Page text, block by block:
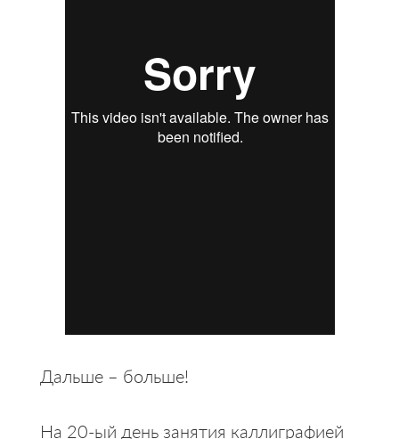
Дальше – больше!
На 20-ый день занятия каллиграфией